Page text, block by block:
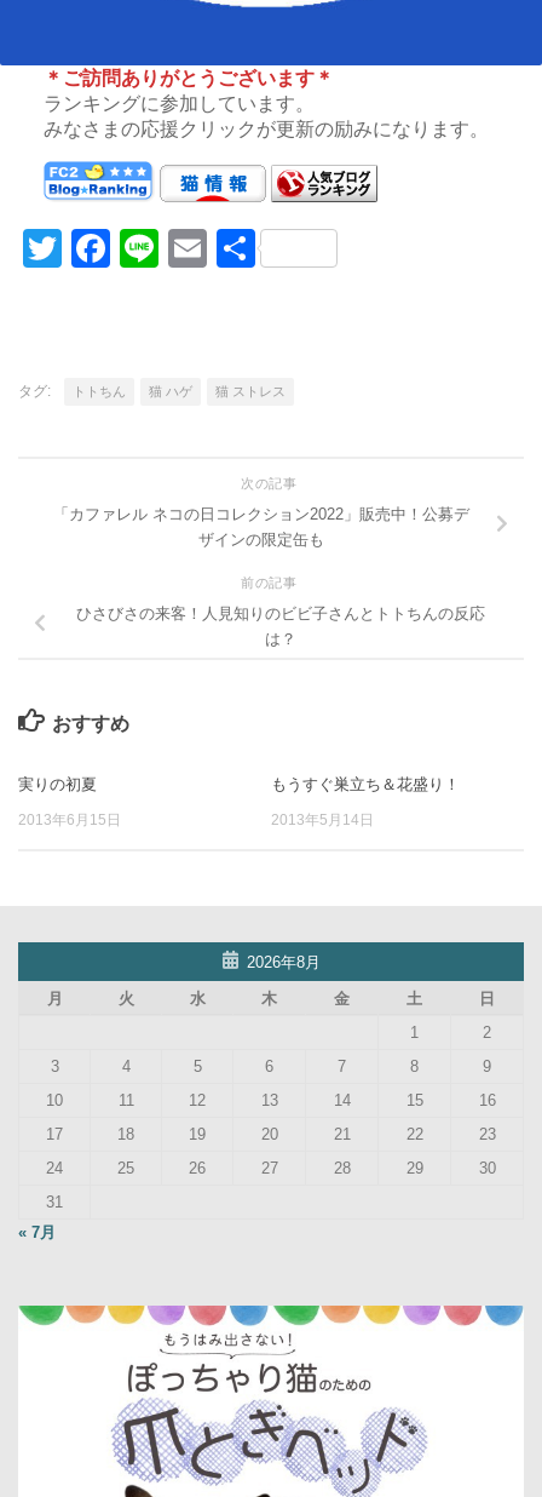
＊ご訪問ありがとうございます＊
ランキングに参加しています。
みなさまの応援クリックが更新の励みになります。
TwitterFacebook
LineEmail
共
タグ: トトちん 猫 ハゲ 猫 ストレス
次の記事
「カファレル ネコの日コレクション2022」販売中！公募デ
ザインの限定缶も
前の記事
ひさびさの来客！人見知りのビビ子さんとトトちんの反応
は？
おすすめ
実りの初夏
2013年6月15日
もうすぐ巣立ち＆花盛り！
2013年5月14日
2026年8月
月
火 水 木 金 土
日
1
2
3
4 5 6 7 8
9
10
11 12 13 14 15
16
17
18 19 20 21 22
23
24
25 26 27 28 29
30
31
« 7月